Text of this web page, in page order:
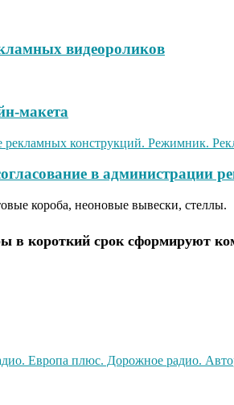
видеороликов
макета
в администрации
короба, неоновые вывески, стеллы.
короткий срок сформируют